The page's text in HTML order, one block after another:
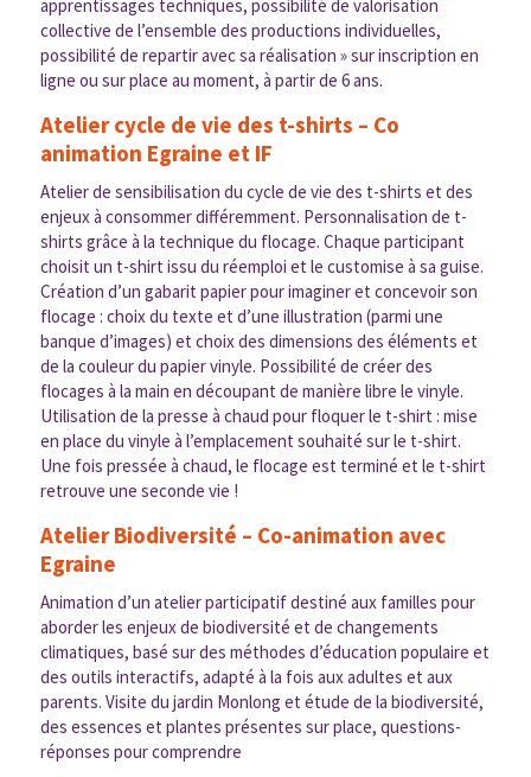
apprentissages techniques, possibilité de valorisation
collective de l’ensemble des productions individuelles,
possibilité de repartir avec sa réalisation » sur inscription en
ligne ou sur place au moment, à partir de 6 ans.
Atelier cycle de vie des t-shirts – Co
animation Egraine et IF
Atelier de sensibilisation du cycle de vie des t-shirts et des
enjeux à consommer différemment. Personnalisation de t-
shirts grâce à la technique du flocage. Chaque participant
choisit un t-shirt issu du réemploi et le customise à sa guise.
Création d’un gabarit papier pour imaginer et concevoir son
flocage : choix du texte et d’une illustration (parmi une
banque d’images) et choix des dimensions des éléments et
de la couleur du papier vinyle. Possibilité de créer des
flocages à la main en découpant de manière libre le vinyle.
Utilisation de la presse à chaud pour floquer le t-shirt : mise
en place du vinyle à l’emplacement souhaité sur le t-shirt.
Une fois pressée à chaud, le flocage est terminé et le t-shirt
retrouve une seconde vie !
Atelier Biodiversité – Co-animation avec
Egraine
Animation d’un atelier participatif destiné aux familles pour
aborder les enjeux de biodiversité et de changements
climatiques, basé sur des méthodes d’éducation populaire et
des outils interactifs, adapté à la fois aux adultes et aux
parents. Visite du jardin Monlong et étude de la biodiversité,
des essences et plantes présentes sur place, questions-
réponses pour comprendre